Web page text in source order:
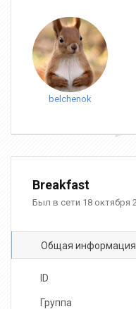
belchenok
Breakfast
Был в сети 18 октября
Общая информация
ID
Группа